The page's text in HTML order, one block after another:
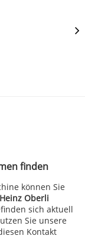
finden
können Sie
Heinz Oberli
sich aktuell
Sie unsere
Kontakt